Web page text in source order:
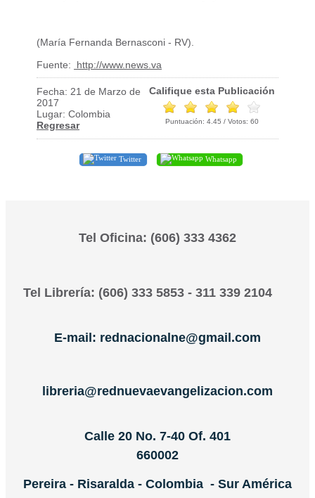
(María Fernanda Bernasconi - RV).
Fuente:
http://www.news.va
Fecha: 21 de Marzo de
2017
Lugar: Colombia
Regresar
Califique esta Publicación
Puntuación: 4.45 / Votos: 60
Twitter Whatsapp
Tel Oficina: (606) 333 4362
Tel Librería: (606) 333 5853 - 311 339 2104
E-mail: rednacionalne@gmail.com
libreria@rednuevaevangelizacion.com
Calle 20 No. 7-40 Of. 401
660002
Pereira - Risaralda - Colombia - Sur América